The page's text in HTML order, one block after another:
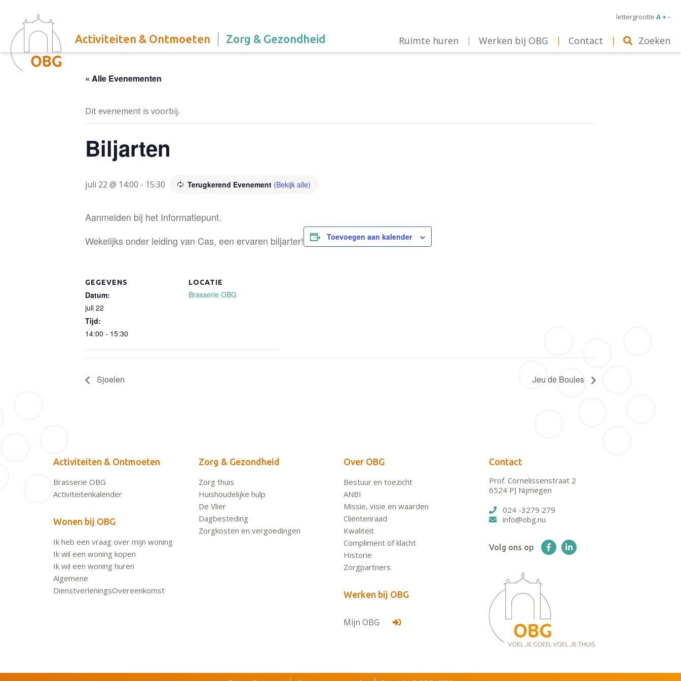
« Alle Evenementen
Dit evenement is voorbij.
Biljarten
juli 22 @ 14:00 - 15:30 Terugkerend Evenement (Bekijk alle)
Aanmelden bij het Informatiepunt.
Wekelijks onder leiding van Cas, een ervaren biljarter!
Toevoegen aan kalender
GEGEVENS
Datum:
juli 22
Tijd:
14:00 - 15:30
LOCATIE
Brasserie OBG
Sjoelen Jeu de Boules
Activiteiten & Ontmoeten
Brasserie OBG
Activiteitenkalender
Wonen bij OBG
Ik heb een vraag over mijn woning
Ik wil een woning kopen
Ik wil een woning huren
Algemene
DienstverleningsOvereenkomst
Zorg & Gezondheid
Zorg thuis
Huishoudelijke hulp
De Vlier
Dagbesteding
Zorgkosten en vergoedingen
Over OBG
Bestuur en toezicht
ANBI
Missie, visie en waarden
Cliëntenraad
Kwaliteit
Compliment of klacht
Historie
Zorgpartners
Werken bij OBG
Mijn OBG
Contact
Prof. Cornelissenstraat 2
6524 PJ Nijmegen
024 -3279 279
info@obg.nu
Volg ons op
lettergrootte A + -
Activiteiten & Ontmoeten Zorg & Gezondheid Ruimte huren Werken bij OBG Contact Zoeken